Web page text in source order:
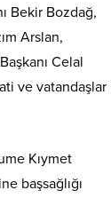
Bekir Bozdağ,
Arslan,
Celal
ve vatandaşlar
Kıymet
başsağlığı